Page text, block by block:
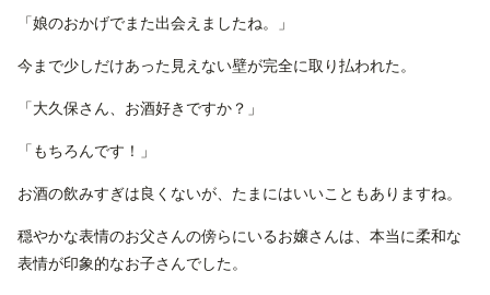
「娘のおかげでまた出会えましたね。」
今まで少しだけあった見えない壁が完全に取り払われた。
「大久保さん、お酒好きですか？」
「もちろんです！」
お酒の飲みすぎは良くないが、たまにはいいこともありますね。
穏やかな表情のお父さんの傍らにいるお嬢さんは、本当に柔和な
表情が印象的なお子さんでした。